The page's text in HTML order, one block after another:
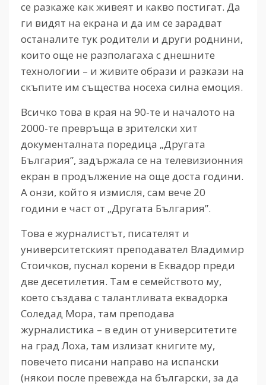
се разкаже как живеят и какво постигат. Да
ги видят на екрана и да им се зарадват
останалите тук родители и други роднини,
които още не разполагаха с днешните
технологии – и живите образи и разкази на
скъпите им същества носеха силна емоция.
Всичко това в края на 90-те и началото на
2000-те превръща в зрителски хит
документалната поредица „Другата
България”, задържала се на телевизионния
екран в продължение на още доста години.
А онзи, който я измисля, сам вече 20
години е част от „Другата България”.
Това е журналистът, писателят и
университетският преподавател Владимир
Стоичков, пуснал корени в Еквадор преди
две десетилетия. Там е семейството му,
което създава с талантливата еквадорка
Соледад Мора, там преподава
журналистика – в един от университетите
на град Лоха, там излизат книгите му,
повечето писани направо на испански
(някои после превежда на български, за да